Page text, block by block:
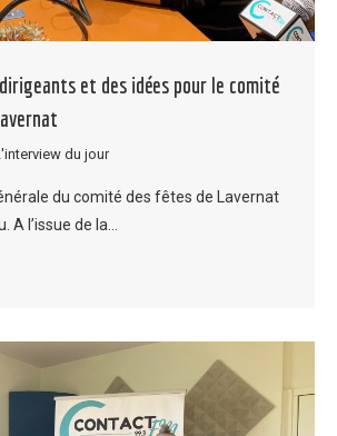
et des idées pour le comité
du jour
du comité des fêtes de Lavernat
A l’issue de la…